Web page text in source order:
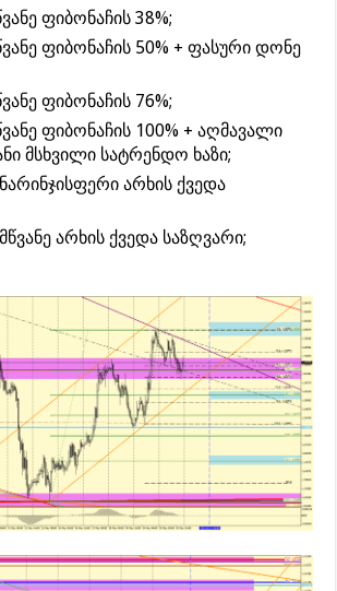
ფიბონაჩის 38%;
ფიბონაჩის 50% + ფასური დონე
ფიბონაჩის 76%;
ფიბონაჩის 100% + აღმავალი
მსხვილი სატრენდო ხაზი;
არხის ქვედა
არხის ქვედა საზღვარი;